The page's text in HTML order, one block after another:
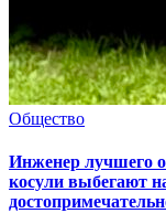
Общество
Инженер лучшего
косули выбегают